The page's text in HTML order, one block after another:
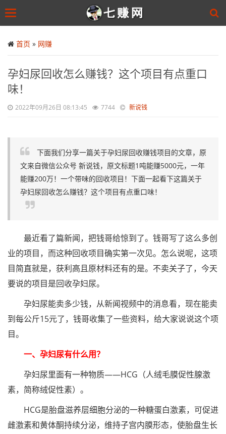
to
main
Toggle
首页 » 网赚
孕妇尿回收怎么赚钱？这个项目有点重口
味！
2022年09月26日 08:13:45 7744 新说钱
下面我们分享一篇关于孕妇尿回收赚钱项目的文章，原
文来自微信公众号 新说钱，原文标题1吨能赚5000元，一年
能赚200万！一个带味的回收项目！下面一起看下这篇关于
孕妇尿回收怎么赚钱？这个项目有点重口味！
最近看了篇新闻，把钱哥给惊到了。钱哥写了这么多创
业的项目，而这种回收项目确实第一次见。怎么说呢，这项
目简直就是，获利高且原材料还有的是。不卖关子了，今天
要说的项目是回收孕妇尿。
孕妇尿能卖多少钱，从新闻视频中的消息看，现在能卖
到每公斤15元了，钱哥收集了一些资料，给大家说说这个项
目。
一、孕妇尿有什么用？
孕妇尿里面有一种物质——HCG（人绒毛膜促性腺激
素，简称绒促性素）。
HCG是胎盘滋养层细胞分泌的一种糖蛋白激素，可促进
雌激素和黄体酮持续分泌，维持子宫内膜形态，使胎盘生长